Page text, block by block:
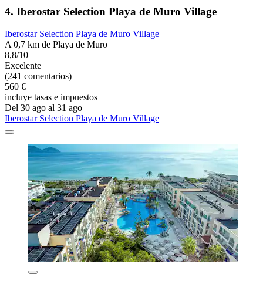
4. Iberostar Selection Playa de Muro Village
Iberostar Selection Playa de Muro Village
A 0,7 km de Playa de Muro
8,8/10
Excelente
(241 comentarios)
560 €
incluye tasas e impuestos
Del 30 ago al 31 ago
Iberostar Selection Playa de Muro Village